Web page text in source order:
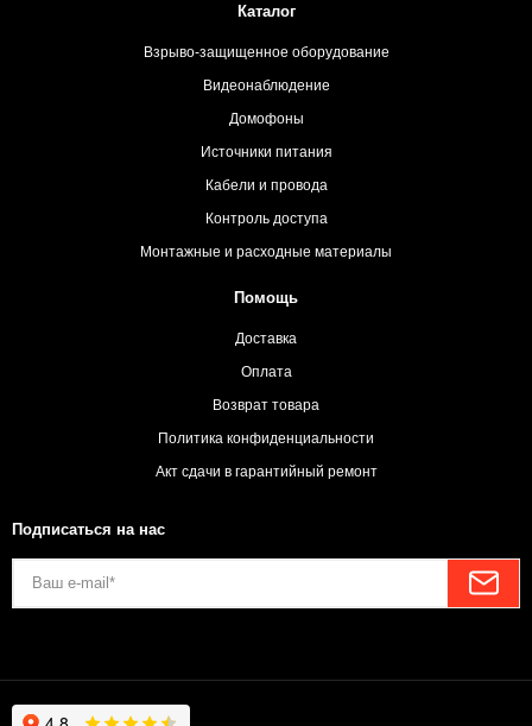
Каталог
Взрыво-защищенное оборудование
Видеонаблюдение
Домофоны
Источники питания
Кабели и провода
Контроль доступа
Монтажные и расходные материалы
Помощь
Доставка
Оплата
Возврат товара
Политика конфиденциальности
Акт сдачи в гарантийный ремонт
Подписаться на нас